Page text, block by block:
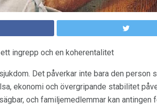
ingrepp och en koherentalitet
Det påverkar inte bara den person
ekonomi och övergripande stabilitet
och familjemedlemmar kan